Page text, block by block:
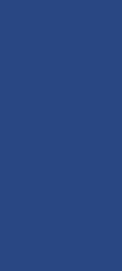
式降低风险并延
期遭受背痛、颈
才就医。请咨询
治疗方案。 如需
751-6222